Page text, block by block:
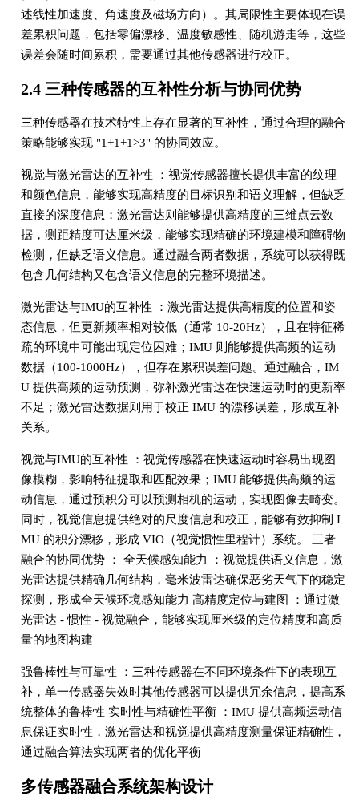
述线性加速度、角速度及磁场方向）。其局限性主要体现在误
差累积问题，包括零偏漂移、温度敏感性、随机游走等，这些
误差会随时间累积，需要通过其他传感器进行校正。
2.4 三种传感器的互补性分析与协同优势
三种传感器在技术特性上存在显著的互补性，通过合理的融合
策略能够实现 "1+1+1>3" 的协同效应。
视觉与激光雷达的互补性 ：视觉传感器擅长提供丰富的纹理
和颜色信息，能够实现高精度的目标识别和语义理解，但缺乏
直接的深度信息；激光雷达则能够提供高精度的三维点云数
据，测距精度可达厘米级，能够实现精确的环境建模和障碍物
检测，但缺乏语义信息。通过融合两者数据，系统可以获得既
包含几何结构又包含语义信息的完整环境描述。
激光雷达与IMU的互补性 ：激光雷达提供高精度的位置和姿
态信息，但更新频率相对较低（通常 10-20Hz），且在特征稀
疏的环境中可能出现定位困难；IMU 则能够提供高频的运动
数据（100-1000Hz），但存在累积误差问题。通过融合，IM
U 提供高频的运动预测，弥补激光雷达在快速运动时的更新率
不足；激光雷达数据则用于校正 IMU 的漂移误差，形成互补
关系。
视觉与IMU的互补性 ：视觉传感器在快速运动时容易出现图
像模糊，影响特征提取和匹配效果；IMU 能够提供高频的运
动信息，通过预积分可以预测相机的运动，实现图像去畸变。
同时，视觉信息提供绝对的尺度信息和校正，能够有效抑制 I
MU 的积分漂移，形成 VIO（视觉惯性里程计）系统。 三者
融合的协同优势 ： 全天候感知能力 ：视觉提供语义信息，激
光雷达提供精确几何结构，毫米波雷达确保恶劣天气下的稳定
探测，形成全天候环境感知能力 高精度定位与建图 ：通过激
光雷达 - 惯性 - 视觉融合，能够实现厘米级的定位精度和高质
量的地图构建
强鲁棒性与可靠性 ：三种传感器在不同环境条件下的表现互
补，单一传感器失效时其他传感器可以提供冗余信息，提高系
统整体的鲁棒性 实时性与精确性平衡 ：IMU 提供高频运动信
息保证实时性，激光雷达和视觉提供高精度测量保证精确性，
通过融合算法实现两者的优化平衡
多传感器融合系统架构设计